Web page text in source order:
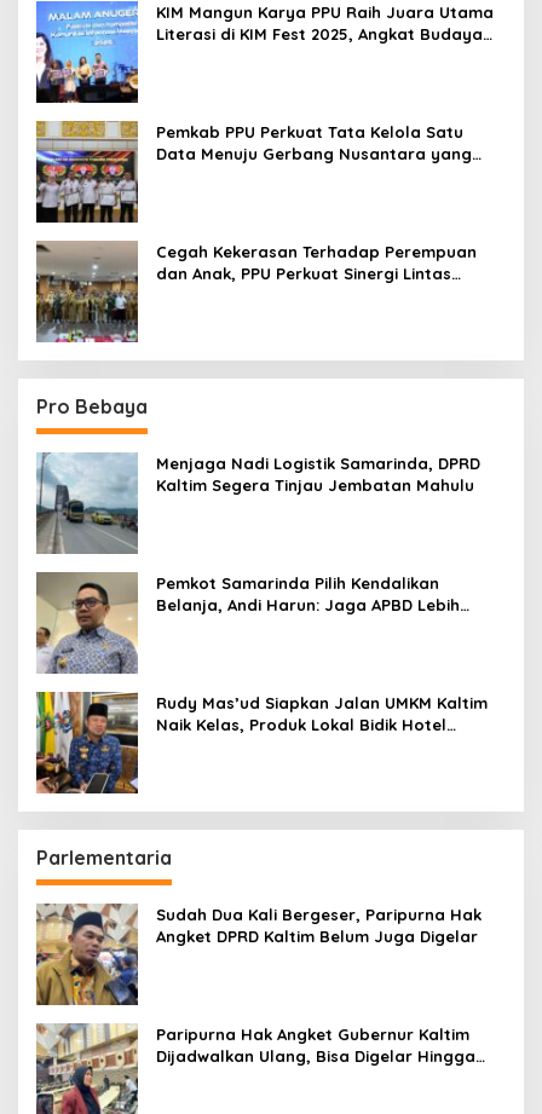
KIM Mangun Karya PPU Raih Juara Utama
Literasi di KIM Fest 2025, Angkat Budaya
Pemkab PPU Perkuat Tata Kelola Satu
Data Menuju Gerbang Nusantara yang
Cegah Kekerasan Terhadap Perempuan
dan Anak, PPU Perkuat Sinergi Lintas
Pro Bebaya
Menjaga Nadi Logistik Samarinda, DPRD
Kaltim Segera Tinjau Jembatan Mahulu
Pemkot Samarinda Pilih Kendalikan
Belanja, Andi Harun: Jaga APBD Lebih
Rudy Mas’ud Siapkan Jalan UMKM Kaltim
Naik Kelas, Produk Lokal Bidik Hotel
Parlementaria
Sudah Dua Kali Bergeser, Paripurna Hak
Angket DPRD Kaltim Belum Juga Digelar
Paripurna Hak Angket Gubernur Kaltim
Dijadwalkan Ulang, Bisa Digelar Hingga